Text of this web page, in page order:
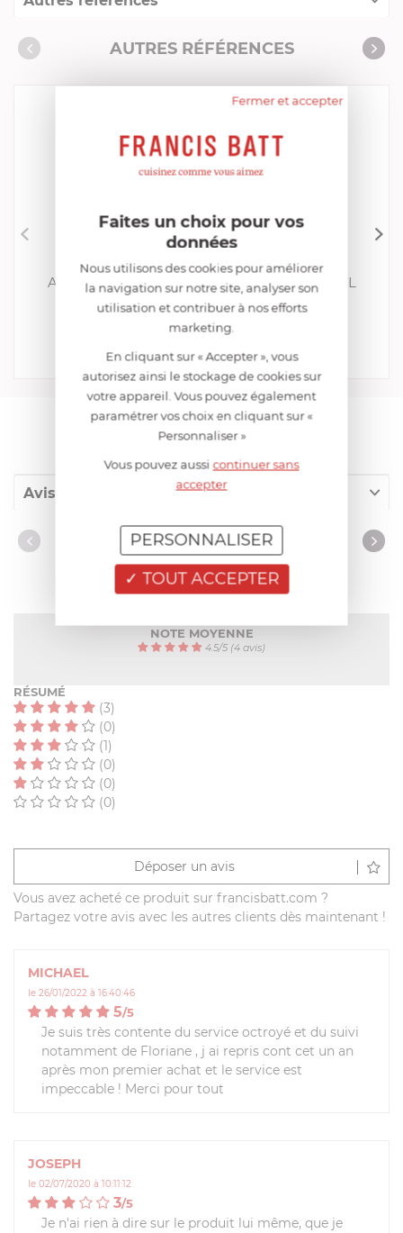
Collection "Grilles, pierres et plaques de cuisson"
AUTRES RÉFÉRENCES
Accessoire pour cuisson au four ConvEGGtor L
BOUTIQUE UNIQUEMENT
160,00 €
Comparer
AIDE AU CHOIX
Avis client
Nos clients ont aussi acheté
AVIS CLIENT
NOTE MOYENNE
4.5/5 (4 avis)
RÉSUMÉ
(3)
(0)
(1)
(0)
(0)
(0)
Déposer un avis
Vous avez acheté ce produit sur francisbatt.com ?
Partagez votre avis avec les autres clients dès maintenant !
MICHAEL
le 26/01/2022 à 16:40:46
5/5
Je suis très contente du service octroyé et du suivi
notamment de Floriane , j ai repris cont cet un an
après mon premier achat et le service est
impeccable ! Merci pour tout
JOSEPH
le 02/07/2020 à 10:11:12
3/5
Je n'ai rien à dire sur le produit lui même, que je
Fermer et accepter
Faites un choix pour vos
données
Nous utilisons des cookies pour améliorer
la navigation sur notre site, analyser son
utilisation et contribuer à nos efforts
marketing.
En cliquant sur « Accepter », vous
autorisez ainsi le stockage de cookies sur
votre appareil. Vous pouvez également
paramétrer vos choix en cliquant sur «
Personnaliser »
Vous pouvez aussicontinuer sans
accepter
TOUT ACCEPTER
PERSONNALISER